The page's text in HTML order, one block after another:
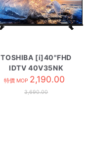
TOSHIBA [i]40"FHD
IDTV 40V35NK
特價 MOP 2,190.00
3,690.00